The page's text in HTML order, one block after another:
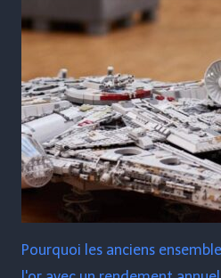
Pourquoi les anciens